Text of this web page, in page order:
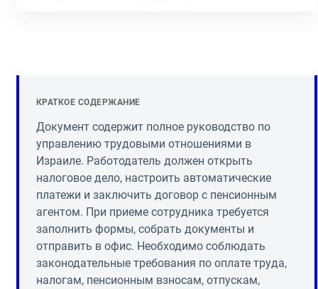
КРАТКОЕ СОДЕРЖАНИЕ
Документ содержит полное руководство по
управлению трудовыми отношениями в
Израиле. Работодатель должен открыть
налоговое дело, настроить автоматические
платежи и заключить договор с пенсионным
агентом. При приеме сотрудника требуется
заполнить формы, собрать документы и
отправить в офис. Необходимо соблюдать
законодательные требования по оплате труда,
налогам, пенсионным взносам, отпускам,